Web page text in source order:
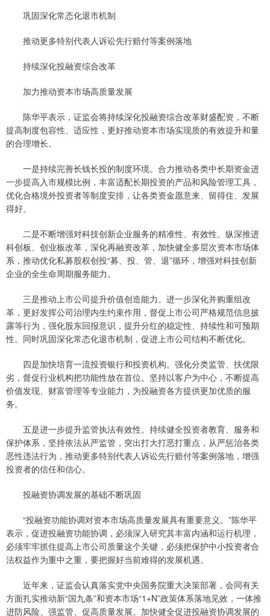
巩固深化常态化退市机制
推动更多特别代表人诉讼先行赔付等案例落地
持续深化投融资综合改革
加力推动资本市场高质量发展
陈华平表示，证监会将持续深化投融资综合改革财盛配资，不断
提高制度包容性、适应性，更好推动资本市场实现质的有效提升和量
的合理增长。
一是持续完善长钱长投的制度环境。合力推动各类中长期资金进
一步提高入市规模比例，丰富适配长期投资的产品和风险管理工具，
优化合格境外投资者等制度安排，让各类资金愿意来、留得住、发展
得好。
二是不断增强对科技创新企业服务的精准性、有效性。纵深推进
科创板、创业板改革，深化再融资改革，加快健全多层次资本市场体
系，推动优化私募股权创投“募、投、管、退”循环，增强对科技创新
企业的全生命周期服务能力。
三是推动上市公司提升价值创造能力。进一步深化并购重组改
革，更好发挥公司治理内生约束作用，督促上市公司严格规范信息披
露等行为，强化股东回报意识，提升分红的稳定性、持续性和可预期
性。同时巩固深化常态化退市机制，促进上市公司结构不断优化。
四是加快培育一流投资银行和投资机构。强化分类监管、扶优限
劣，督促行业机构把功能性放在首位。坚持以客户为中心，不断提高
价值发现、财富管理等专业能力，为投融资各方提供更加优质的服
务。
五是进一步提升监管执法有效性。持续健全投资者教育、服务和
保护体系，坚持依法从严监管，突出打大打恶打重点，从严惩治各类
恶性违法行为，推动更多特别代表人诉讼先行赔付等案例落地，增强
投资者的信任和信心。
投融资协调发展的基础不断巩固
“投融资功能协调对资本市场高质量发展具有重要意义。”陈华平
表示，促进投融资功能协调，必须深入研究其丰富内涵和运行机理，
必须牢牢抓住提高上市公司质量这个关键，必须把保护中小投资者合
法权益作为重中之重，要把握好当前难得的发展机遇。
近年来，证监会认真落实党中央国务院重大决策部署，会同有关
方面扎实推动新“国九条”和资本市场“1+N”政策体系落地见效，一体推
进防风险、强监管、促高质量发展。加快健全促进投融资协调发展的